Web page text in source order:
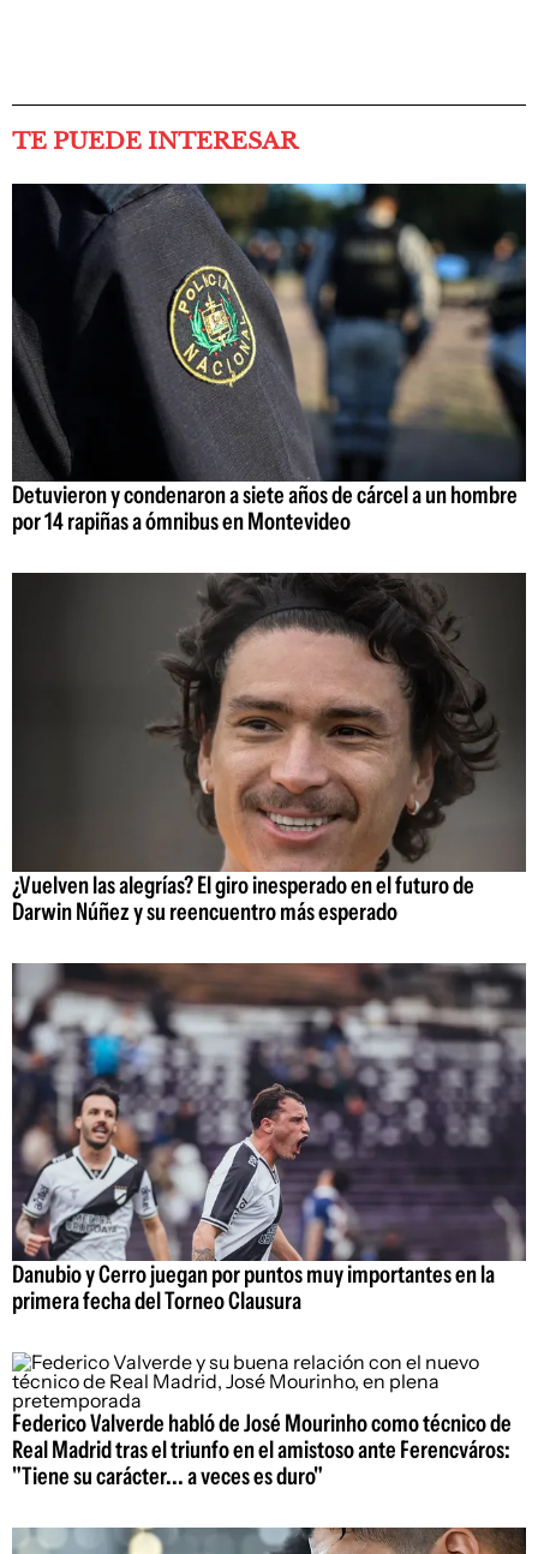
TE PUEDE INTERESAR
Detuvieron y condenaron a siete años de cárcel a un hombre
por 14 rapiñas a ómnibus en Montevideo
¿Vuelven las alegrías? El giro inesperado en el futuro de
Darwin Núñez y su reencuentro más esperado
Danubio y Cerro juegan por puntos muy importantes en la
primera fecha del Torneo Clausura
Federico Valverde habló de José Mourinho como técnico de
Real Madrid tras el triunfo en el amistoso ante Ferencváros:
"Tiene su carácter... a veces es duro"